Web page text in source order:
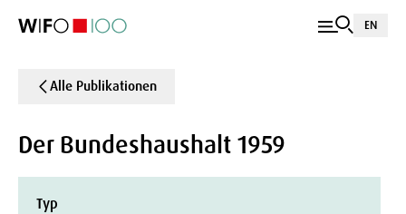
EN
Alle Publikationen
Der Bundeshaushalt 1959
Typ